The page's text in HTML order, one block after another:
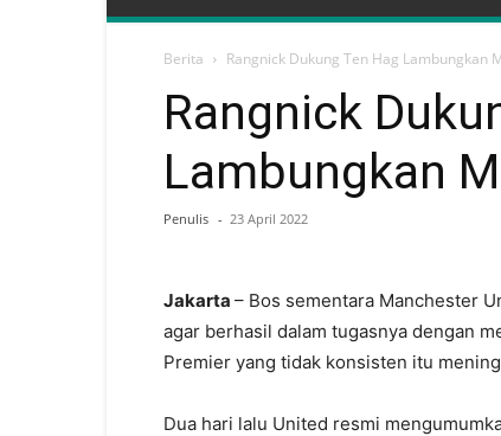
Berita Rangnick Dukung Ten Hag Lambungkan
Rangnick
Lambungkan
Penulis - 23 April 2022
Jakarta – Bos sementara Manchester
agar berhasil dalam tugasnya dengan
Premier yang tidak konsisten itu
Dua hari lalu United resmi